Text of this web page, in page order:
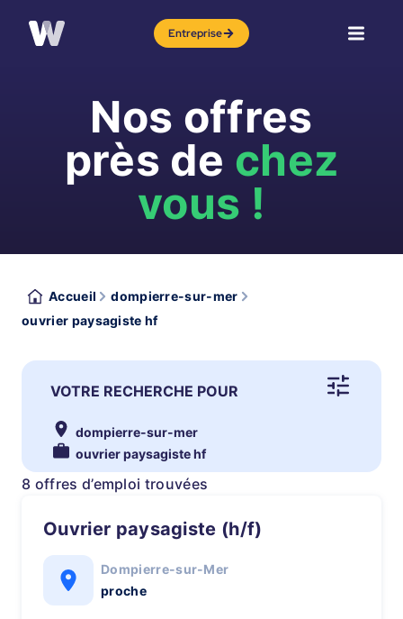
Entreprise
Nos offres
près de chez
vous !
Accueil
dompierre-sur-mer
ouvrier paysagiste hf
VOTRE RECHERCHE POUR
dompierre-sur-mer
ouvrier paysagiste hf
8 offres d’emploi trouvées
Ouvrier paysagiste (h/f)
Dompierre-sur-Mer
proche